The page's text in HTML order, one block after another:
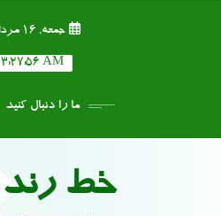
جمعه, ۱۶ مرداد ۱۴۰۵
3:27:57 AM
ما را دنبال کنید
خط رند 912